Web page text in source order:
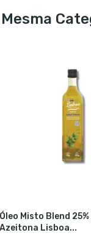
Óleo Misto Blend
Azeitona Lisboa...